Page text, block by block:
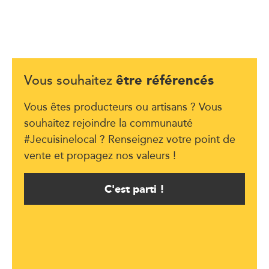
Vous souhaitez être référencés
Vous êtes producteurs ou artisans ? Vous
souhaitez rejoindre la communauté
#Jecuisinelocal ? Renseignez votre point de
vente et propagez nos valeurs !
C'est parti !